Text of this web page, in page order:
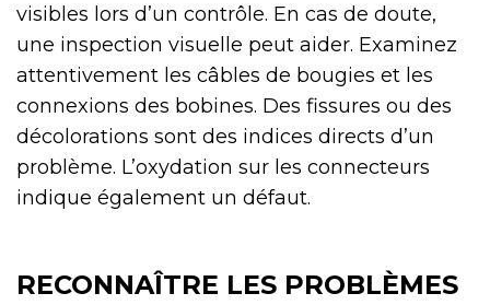
visibles lors d’un contrôle. En cas de doute,
une inspection visuelle peut aider. Examinez
attentivement les câbles de bougies et les
connexions des bobines. Des fissures ou des
décolorations sont des indices directs d’un
problème. L’oxydation sur les connecteurs
indique également un défaut.
RECONNAÎTRE LES PROBLÈMES